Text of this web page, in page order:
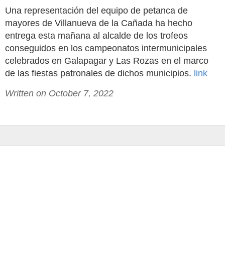
Una representación del equipo de petanca de
mayores de Villanueva de la Cañada ha hecho
entrega esta mañana al alcalde de los trofeos
conseguidos en los campeonatos intermunicipales
celebrados en Galapagar y Las Rozas en el marco
de las fiestas patronales de dichos municipios. link
Written on October 7, 2022